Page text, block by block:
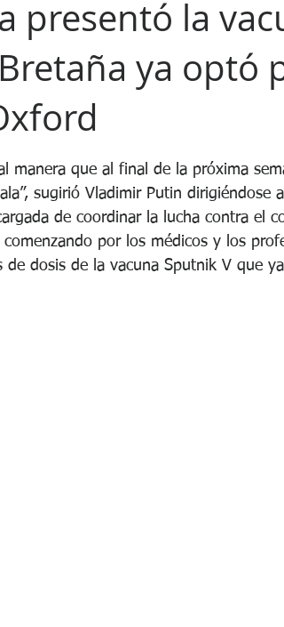
las que d...
El Senado rechaza Decretos del p...
Epstein el degenerado abusador e...
presentó la
ya optó
manera que al final de la próxima
sugirió Vladimir Putin dirigiéndose
de coordinar la lucha contra el
por los médicos y los
dosis de la vacuna Sputnik V que